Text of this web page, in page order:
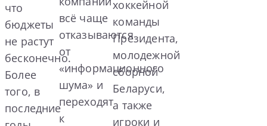
что
бюджеты
не растут
бесконечно.
Более
того, в
последние
всё чаще
отказываются
от
«информационного
шума» и
переходят
к
хоккейной
команды
Президента,
молодежной
сборной
Беларуси,
а также
игроки и